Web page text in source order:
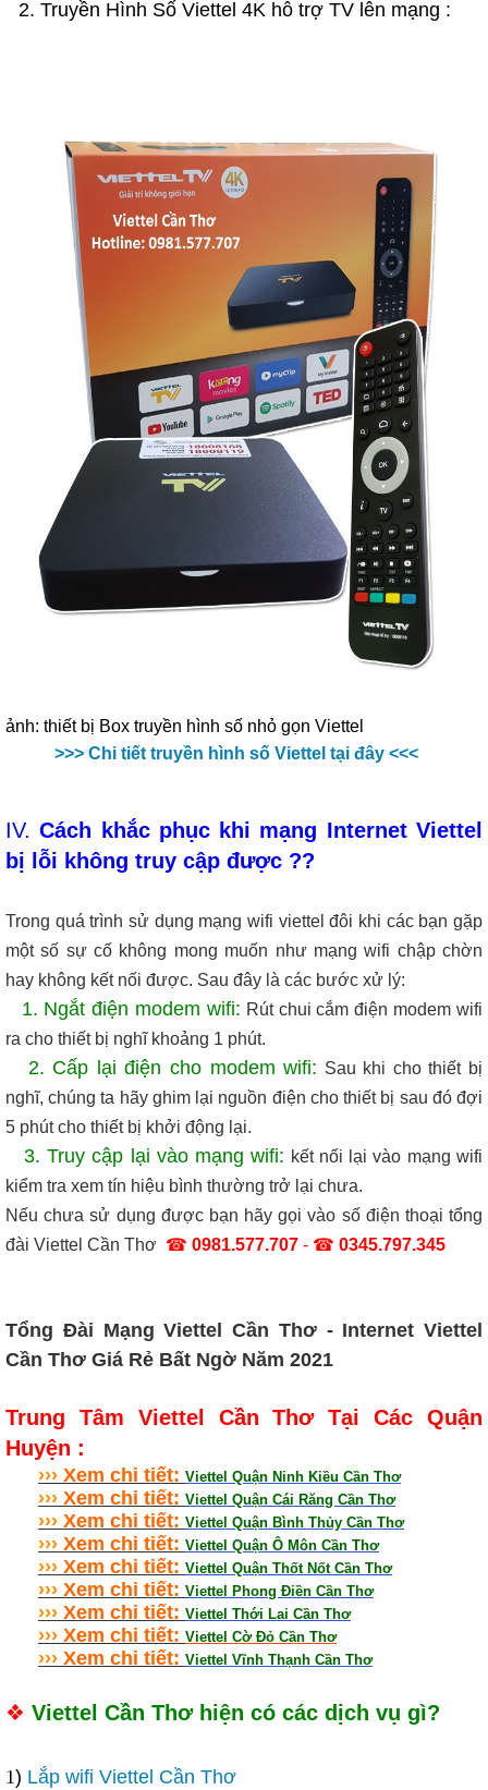
2. Truyền Hình Số Viettel 4K hỗ trợ TV lên mạng :
ảnh: thiết bị Box truyền hình số nhỏ gọn Viettel
>>> Chi tiết truyền hình số Viettel tại đây <<<
IV.Cách khắc phục khi mạng Internet Viettel
bị lỗi không truy cập được ??
Trong quá trình sử dụng mạng wifi viettel đôi khi các bạn gặp
một số sự cố không mong muốn như mạng wifi chập chờn
hay không kết nối được. Sau đây là các bước xử lý:
1. Ngắt điện modem wifi: Rút chui cắm điện modem wifi
ra cho thiết bị nghĩ khoảng 1 phút.
2. Cấp lại điện cho modem wifi: Sau khi cho thiết bị
nghĩ, chúng ta hãy ghim lại nguồn điện cho thiết bị sau đó đợi
5 phút cho thiết bị khởi động lại.
3. Truy cập lại vào mạng wifi: kết nối lại vào mạng wifi
kiểm tra xem tín hiệu bình thường trở lại chưa.
Nếu chưa sử dụng được bạn hãy gọi vào số điện thoại tổng
đài Viettel Cần Thơ ☎ 0981.577.707 - ☎ 0345.797.345
Tổng Đài Mạng Viettel Cần Thơ - Internet Viettel
Cần Thơ Giá Rẻ Bất Ngờ Năm 2021
Trung Tâm Viettel Cần Thơ Tại Các Quận
Huyện :
››› Xem chi tiết: Viettel Quận Ninh Kiều Cần Thơ
››› Xem chi tiết: Viettel Quận Cái Răng Cần Thơ
››› Xem chi tiết: Viettel Quận Bình Thủy Cần Thơ
››› Xem chi tiết: Viettel Quận Ô Môn Cần Thơ
››› Xem chi tiết: Viettel Quận Thốt Nốt Cần Thơ
››› Xem chi tiết: Viettel Phong Điền Cần Thơ
››› Xem chi tiết: Viettel Thới Lai Cần Thơ
››› Xem chi tiết: Viettel Cờ Đỏ Cần Thơ
››› Xem chi tiết: Viettel Vĩnh Thạnh Cần Thơ
❖ Viettel Cần Thơ hiện có các dịch vụ gì?
1) Lắp wifi Viettel Cần Thơ